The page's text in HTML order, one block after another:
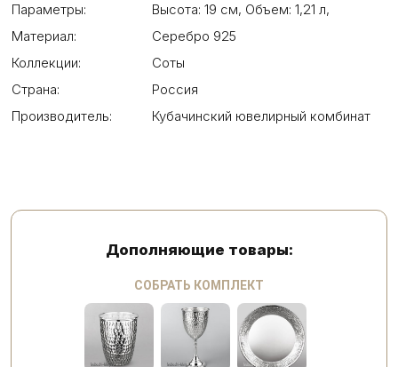
Параметры:
Высота: 19 см, Объем: 1,21 л,
Материал:
Серебро 925
Коллекции:
Соты
Страна:
Россия
Производитель:
Кубачинский ювелирный комбинат
Дополняющие товары:
СОБРАТЬ КОМПЛЕКТ